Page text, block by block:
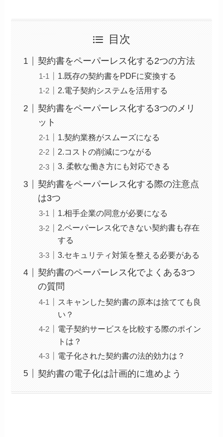
目次
契約書をペーパーレス化する2つの方法
1.既存の契約書をPDFに変換する
2.電子契約システムを活用する
契約書をペーパーレス化する3つのメリ
ット
1.契約業務がスムーズになる
2.コストの削減につながる
3. 柔軟な働き方にも対応できる
契約書をペーパーレス化する際の注意点
は3つ
1.相手企業の同意が必要になる
2.ペーパーレス化できない契約書も存在
する
3.セキュリティ対策を整える必要がある
契約書のペーパーレス化でよくある3つ
の質問
スキャンした契約書の原本は捨てても良
い？
電子契約サービスを比較する際のポイン
トは？
電子化された契約書の法的効力は？
契約書の電子化は計画的に進めよう